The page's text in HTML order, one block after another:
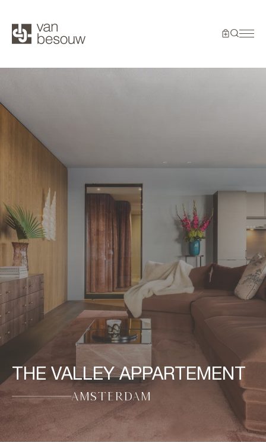
THE VALLEY APPARTEMENT
AMSTERDAM